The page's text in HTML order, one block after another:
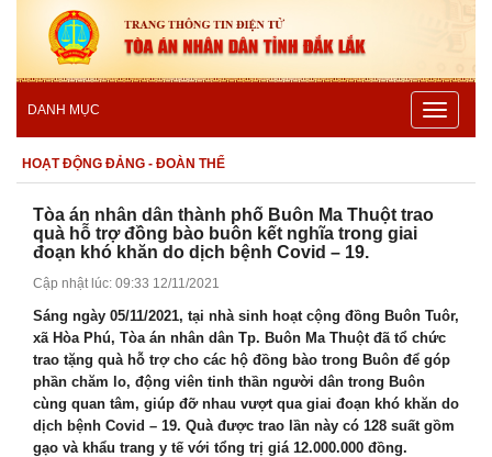
DANH MỤC
Toggle
HOẠT ĐỘNG ĐẢNG - ĐOÀN THỂ
Tòa án nhân dân thành phố Buôn Ma Thuột trao
quà hỗ trợ đồng bào buôn kết nghĩa trong giai
đoạn khó khăn do dịch bệnh Covid – 19.
Cập nhật lúc: 09:33 12/11/2021
Sáng ngày 05/11/2021, tại nhà sinh hoạt cộng đồng Buôn Tuôr,
xã Hòa Phú, Tòa án nhân dân Tp. Buôn Ma Thuột đã tổ chức
trao tặng quà hỗ trợ cho các hộ đồng bào trong Buôn để góp
phần chăm lo, động viên tinh thần người dân trong Buôn
cùng quan tâm, giúp đỡ nhau vượt qua giai đoạn khó khăn do
dịch bệnh Covid – 19. Quà được trao lần này có 128 suất gồm
gạo và khẩu trang y tế với tổng trị giá 12.000.000 đồng.